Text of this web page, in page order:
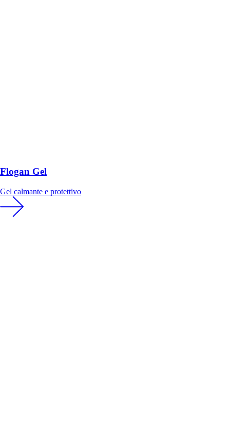
Flogan Gel
Gel calmante e protettivo